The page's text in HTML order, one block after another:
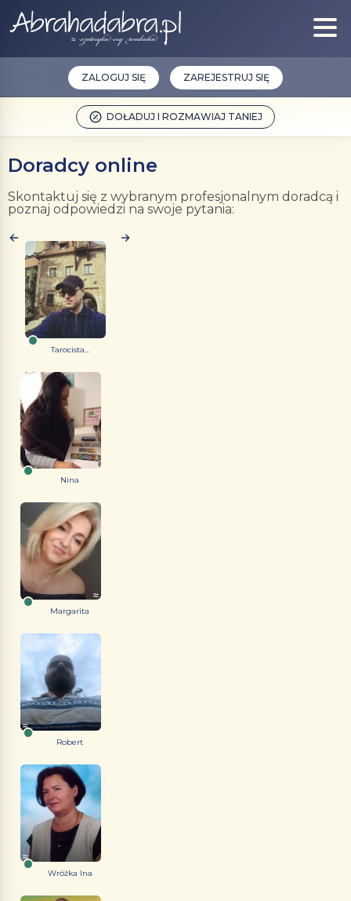
DOŁADUJ I ROZMAWIAJ TANIEJ
ZALOGUJ SIĘ ZAREJESTRUJ SIĘ
Doradcy online
Skontaktuj się z wybranym profesjonalnym doradcą i
poznaj odpowiedzi na swoje pytania:
Tarocista...
Nina
Margarita
Robert
Wróżka Ina